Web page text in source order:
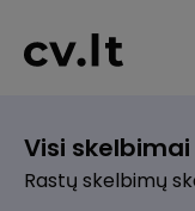
Visi skelbimai
Rastų skelbimų